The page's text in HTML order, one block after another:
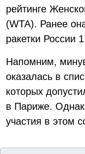
рейтинге
(WTA). Ранее
ракетки России
Напомним,
оказалась в
которых
в Париже.
участия в этом